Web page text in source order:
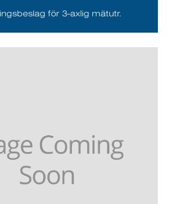
för 3-axlig mätutr.